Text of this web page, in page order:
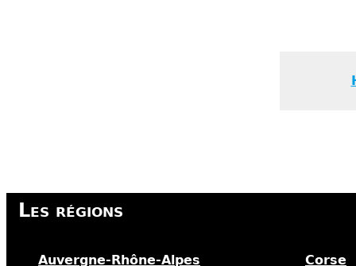
Les régions
Auvergne-Rhône-Alpes
Corse